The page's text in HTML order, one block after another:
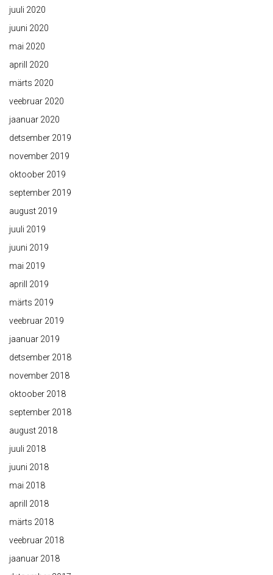
juuli 2020
juuni 2020
mai 2020
aprill 2020
märts 2020
veebruar 2020
jaanuar 2020
detsember 2019
november 2019
oktoober 2019
september 2019
august 2019
juuli 2019
juuni 2019
mai 2019
aprill 2019
märts 2019
veebruar 2019
jaanuar 2019
detsember 2018
november 2018
oktoober 2018
september 2018
august 2018
juuli 2018
juuni 2018
mai 2018
aprill 2018
märts 2018
veebruar 2018
jaanuar 2018